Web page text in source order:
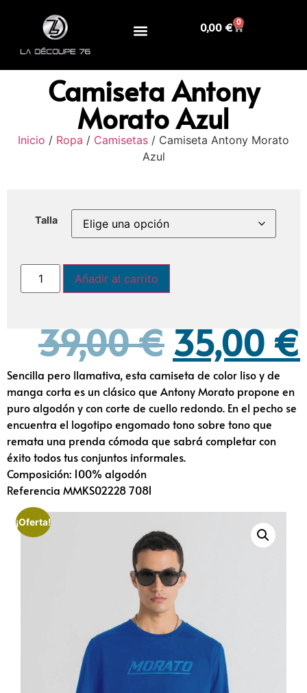
0,00 € 0
Camiseta Antony
Morato Azul
Inicio / Ropa / Camisetas / Camiseta Antony Morato
Azul
Talla
Añadir al carrito
39,00€ 35,00 €
Sencilla pero llamativa, esta camiseta de color liso y de
manga corta es un clásico que Antony Morato propone en
puro algodón y con corte de cuello redondo. En el pecho se
encuentra el logotipo engomado tono sobre tono que
remata una prenda cómoda que sabrá completar con
éxito todos tus conjuntos informales.
Composición: 100% algodón
Referencia MMKS02228 7081
¡Oferta!